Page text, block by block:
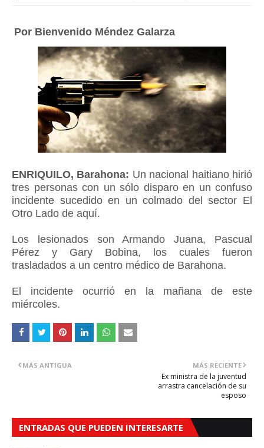
Por Bienvenido Méndez Galarza
ENRIQUILO, Barahona: Un nacional haitiano hirió
tres personas con un sólo disparo en un confuso
incidente sucedido en un colmado del sector El
Otro Lado de aquí.
Los lesionados son Armando Juana, Pascual
Pérez y Gary Bobina, los cuales fueron
trasladados a un centro médico de Barahona.
El incidente ocurrió en la mañana de este
miércoles.
MÁS RECIENTE
Ex ministra de la juventud
arrastra cancelación de su
esposo
MÁS ANTIGUA
ENTRADAS QUE PUEDEN INTERESARTE